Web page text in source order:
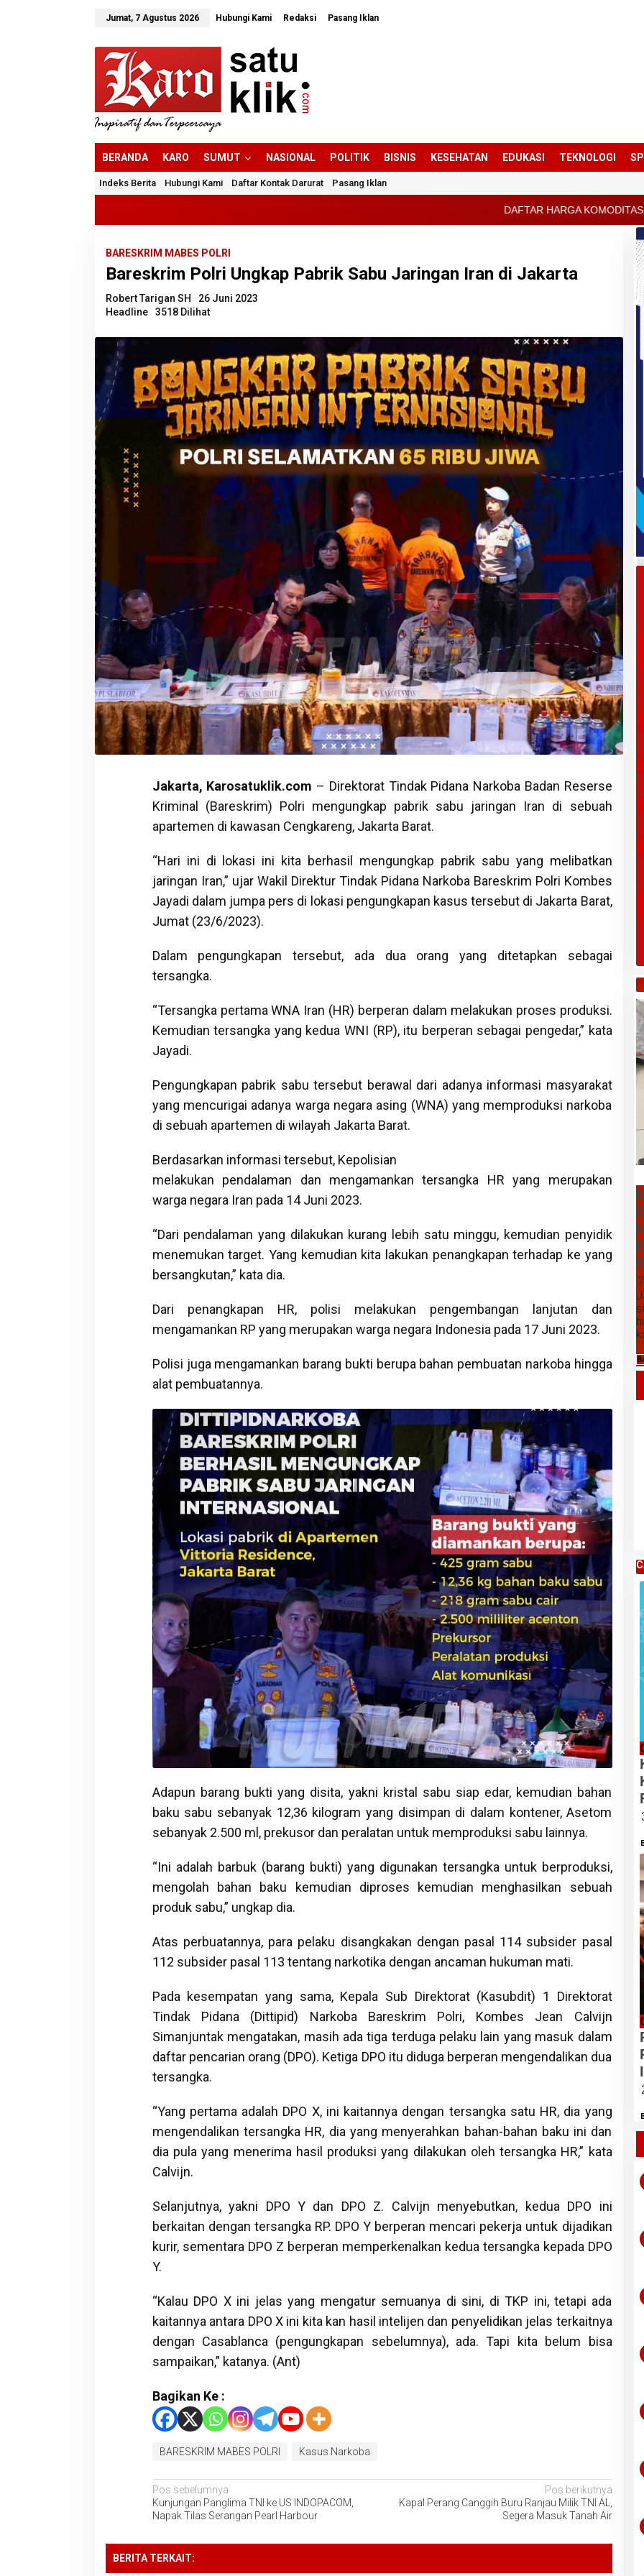
Jumat, 7 Agustus 2026 Hubungi Kami Redaksi Pasang Iklan
BERANDA KARO SUMUT NASIONAL POLITIK BISNIS KESEHATAN EDUKASI TEKNOLOGI
Indeks Berita Hubungi Kami Daftar Kontak Darurat Pasang Iklan
DAFTAR HARGA KOMODITAS PERTANIAN
BARESKRIM MABES POLRI
Bareskrim Polri Ungkap Pabrik Sabu Jaringan Iran di Jakarta
Robert Tarigan SH
26 Juni 2023
Headline
3518 Dilihat
Jakarta, Karosatuklik.com – Direktorat Tindak Pidana Narkoba Badan Reserse
Kriminal (Bareskrim) Polri mengungkap pabrik sabu jaringan Iran di sebuah
apartemen di kawasan Cengkareng, Jakarta Barat.
“Hari ini di lokasi ini kita berhasil mengungkap pabrik sabu yang melibatkan
jaringan Iran,” ujar Wakil Direktur Tindak Pidana Narkoba Bareskrim Polri Kombes
Jayadi dalam jumpa pers di lokasi pengungkapan kasus tersebut di Jakarta Barat,
Jumat (23/6/2023).
Dalam pengungkapan tersebut, ada dua orang yang ditetapkan sebagai
tersangka.
“Tersangka pertama WNA Iran (HR) berperan dalam melakukan proses produksi.
Kemudian tersangka yang kedua WNI (RP), itu berperan sebagai pengedar,” kata
Jayadi.
Pengungkapan pabrik sabu tersebut berawal dari adanya informasi masyarakat
yang mencurigai adanya warga negara asing (WNA) yang memproduksi narkoba
di sebuah apartemen di wilayah Jakarta Barat.
Berdasarkan informasi tersebut, Kepolisian
melakukan pendalaman dan mengamankan tersangka HR yang merupakan
warga negara Iran pada 14 Juni 2023.
“Dari pendalaman yang dilakukan kurang lebih satu minggu, kemudian penyidik
menemukan target. Yang kemudian kita lakukan penangkapan terhadap ke yang
bersangkutan,” kata dia.
Dari penangkapan HR, polisi melakukan pengembangan lanjutan dan
mengamankan RP yang merupakan warga negara Indonesia pada 17 Juni 2023.
Polisi juga mengamankan barang bukti berupa bahan pembuatan narkoba hingga
alat pembuatannya.
Adapun barang bukti yang disita, yakni kristal sabu siap edar, kemudian bahan
baku sabu sebanyak 12,36 kilogram yang disimpan di dalam kontener, Asetom
sebanyak 2.500 ml, prekusor dan peralatan untuk memproduksi sabu lainnya.
“Ini adalah barbuk (barang bukti) yang digunakan tersangka untuk berproduksi,
mengolah bahan baku kemudian diproses kemudian menghasilkan sebuah
produk sabu,” ungkap dia.
Atas perbuatannya, para pelaku disangkakan dengan pasal 114 subsider pasal
112 subsider pasal 113 tentang narkotika dengan ancaman hukuman mati.
Pada kesempatan yang sama, Kepala Sub Direktorat (Kasubdit) 1 Direktorat
Tindak Pidana (Dittipid) Narkoba Bareskrim Polri, Kombes Jean Calvijn
Simanjuntak mengatakan, masih ada tiga terduga pelaku lain yang masuk dalam
daftar pencarian orang (DPO). Ketiga DPO itu diduga berperan mengendalikan dua
tersangka.
“Yang pertama adalah DPO X, ini kaitannya dengan tersangka satu HR, dia yang
mengendalikan tersangka HR, dia yang menyerahkan bahan-bahan baku ini dan
dia pula yang menerima hasil produksi yang dilakukan oleh tersangka HR,” kata
Calvijn.
Selanjutnya, yakni DPO Y dan DPO Z. Calvijn menyebutkan, kedua DPO ini
berkaitan dengan tersangka RP. DPO Y berperan mencari pekerja untuk dijadikan
kurir, sementara DPO Z berperan memperkenalkan kedua tersangka kepada DPO
Y.
“Kalau DPO X ini jelas yang mengatur semuanya di sini, di TKP ini, tetapi ada
kaitannya antara DPO X ini kita kan hasil intelijen dan penyelidikan jelas terkaitnya
dengan Casablanca (pengungkapan sebelumnya), ada. Tapi kita belum bisa
sampaikan,” katanya. (Ant)
Bagikan Ke :
BARESKRIM MABES POLRI Kasus Narkoba
Navigasi
pos
Pos sebelumnya
Kunjungan Panglima TNI ke US INDOPACOM,
Napak Tilas Serangan Pearl Harbour
Pos berikutnya
Kapal Perang Canggih Buru Ranjau Milik TNI AL,
Segera Masuk Tanah Air
BERITA TERKAIT:
Daftar Harga Komoditas Pertanian
Kabupaten Karo, Kamis 06 Agustus
2026